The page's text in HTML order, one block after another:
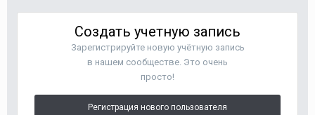
Создать учетную запись
Зарегистрируйте новую учётную запись
в нашем сообществе. Это очень
просто!
Регистрация нового пользователя